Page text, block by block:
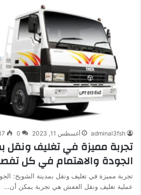
adminal3fsh أغسطس 11, 2023 0
تجربة مميزة في تغليف ونقل
الجودة والاهتمام في كل
تجربة مميزة في تغليف ونقل بمدينة الشويخ:
عملية تغليف ونقل العفش هي تجربة يمكن أن…